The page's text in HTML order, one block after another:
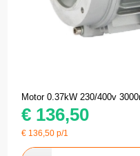
Motor 0.37kW 230/400v
€ 136,50
€ 136,50 p/1